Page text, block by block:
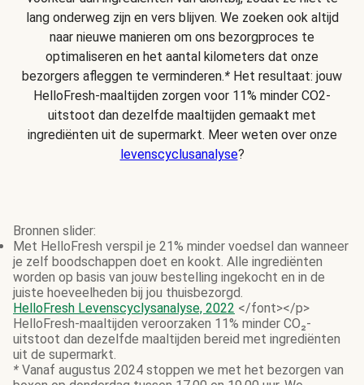
lang onderweg zijn en vers blijven. We zoeken ook altijd
naar nieuwe manieren om ons bezorgproces te
optimaliseren en het aantal kilometers dat onze
bezorgers afleggen te verminderen.* Het resultaat: jouw
HelloFresh-maaltijden zorgen voor 11% minder CO2-
uitstoot dan dezelfde maaltijden gemaakt met
ingrediënten uit de supermarkt. Meer weten over onze
levenscyclusanalyse?
Bronnen slider:
Met HelloFresh verspil je 21% minder voedsel dan wanneer
je zelf boodschappen doet en kookt. Alle ingrediënten
worden op basis van jouw bestelling ingekocht en in de
juiste hoeveelheden bij jou thuisbezorgd.
HelloFresh Levenscyclysanalyse, 2022 </font></p>
HelloFresh-maaltijden veroorzaken 11% minder CO₂-
uitstoot dan dezelfde maaltijden bereid met ingrediënten
uit de supermarkt.
* Vanaf augustus 2024 stoppen we met het bezorgen van